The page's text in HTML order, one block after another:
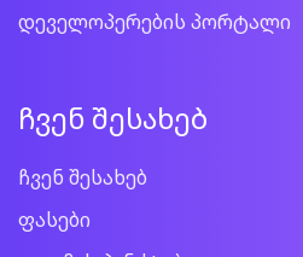
დეველოპერების პორტალი
ჩვენ შესახებ
ჩვენ შესახებ
ფასები